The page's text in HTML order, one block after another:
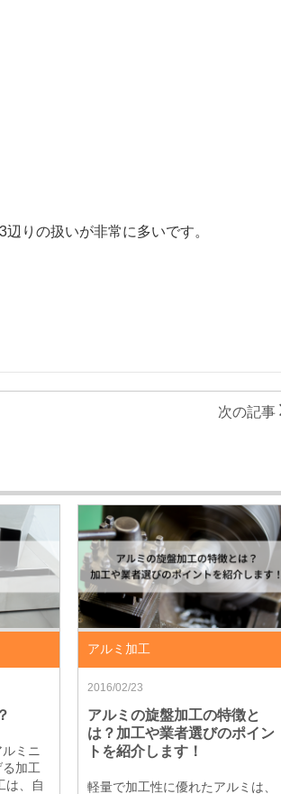
りの扱いが非常に多いです。
次の記事
ミニ
加工
は、自
アルミ加工
2016/02/23
アルミの旋盤加工の特徴と
は？加工や業者選びのポイン
トを紹介します！
軽量で加工性に優れたアルミは、